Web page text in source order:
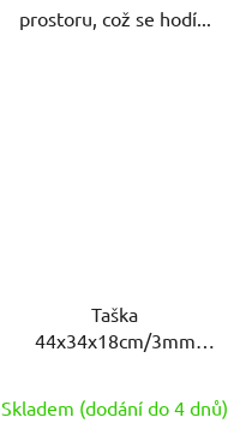
prostoru, což se hodí...
Taška
44x34x18cm/3mm
Skladem (dodání do 4 dnů)